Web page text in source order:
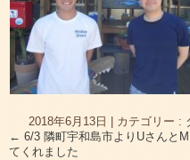
2018年6月13日 カテゴリー :
← 6/3 隣町宇和島市よりUさんと
てくれました